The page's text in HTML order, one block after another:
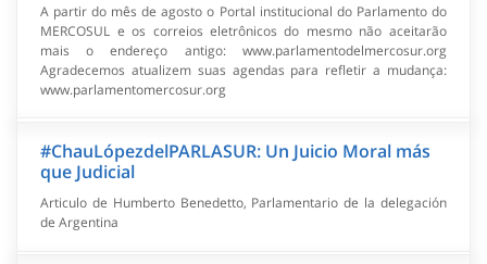
A partir do mês de agosto o Portal institucional do Parlamento do
MERCOSUL e os correios eletrônicos do mesmo não aceitarão
mais o endereço antigo: www.parlamentodelmercosur.org
Agradecemos atualizem suas agendas para refletir a mudança:
www.parlamentomercosur.org
#ChauLópezdelPARLASUR: Un Juicio Moral más
que Judicial
Articulo de Humberto Benedetto, Parlamentario de la delegación
de Argentina